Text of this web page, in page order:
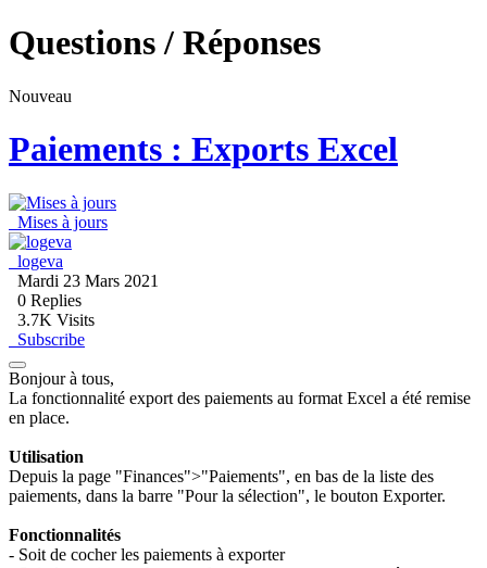
Questions / Réponses
Nouveau
Paiements : Exports Excel
Mises à jours
logeva
Mardi 23 Mars 2021
0 Replies
3.7K Visits
Subscribe
Bonjour à tous,
La fonctionnalité export des paiements au format Excel a été remise
en place.
Utilisation
Depuis la page "Finances">"Paiements", en bas de la liste des
paiements, dans la barre "Pour la sélection", le bouton Exporter.
Fonctionnalités
- Soit de cocher les paiements à exporter